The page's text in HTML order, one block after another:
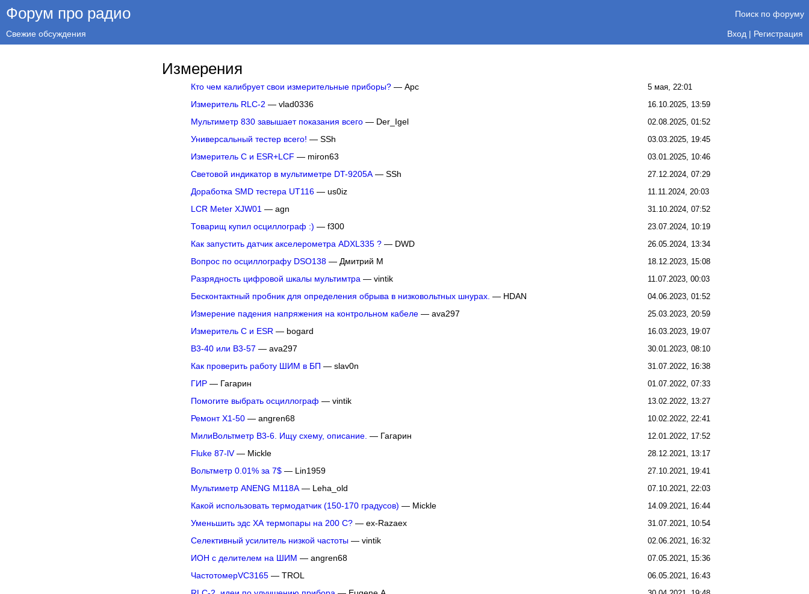
Форум про радио Поиск по форуму
Свежие обсуждения Вход | Регистрация
Измерения
Кто чем калибрует свои измерительные приборы?— Арс
5 мая, 22:01
Измеритель RLC-2 — vlad0336
16.10.2025, 13:59
Мультиметр 830 завышает показания всего— Der_Igel
02.08.2025, 01:52
Универсальный тестер всего! — SSh
03.03.2025, 19:45
Измеритель C и ESR+LCF — miron63
03.01.2025, 10:46
Световой индикатор в мультиметре DT-9205A— SSh
27.12.2024, 07:29
Доработка SMD тестера UT116— us0iz
11.11.2024, 20:03
LCR Meter XJW01 — agn
31.10.2024, 07:52
Товарищ купил осциллограф :) — f300
23.07.2024, 10:19
Как запустить датчик акселерометра ADXL335 ?— DWD
26.05.2024, 13:34
Вопрос по осциллографу DSO138— Дмитрий М
18.12.2023, 15:08
Разрядность цифровой шкалы мультимтра — vintik
11.07.2023, 00:03
Бесконтактный пробник для определения обрыва в низковольтных шнурах. — HDAN
04.06.2023, 01:52
Измерение падения напряжения на контрольном кабеле— ava297
25.03.2023, 20:59
Измеритель C и ESR — bogard
16.03.2023, 19:07
В3-40 или В3-57 — ava297
30.01.2023, 08:10
Как проверить работу ШИМ в БП — slav0n
31.07.2022, 16:38
ГИР— Гагарин
01.07.2022, 07:33
Помогите выбрать осциллограф — vintik
13.02.2022, 13:27
Ремонт Х1-50— angren68
10.02.2022, 22:41
МилиВольтметр В3-6. Ищу схему, описание. — Гагарин
12.01.2022, 17:52
Fluke 87-lV— Mickle
28.12.2021, 13:17
Вольтметр 0.01% за 7$— Lin1959
27.10.2021, 19:41
Мультиметр ANENG M118A— Leha_old
07.10.2021, 22:03
Какой использовать термодатчик (150-170 градусов) — Mickle
14.09.2021, 16:44
Уменьшить эдс ХА термопары на 200 С?— ex-Razaex
31.07.2021, 10:54
Селективный усилитель низкой частоты— vintik
02.06.2021, 16:32
ИОН с делителем на ШИМ — angren68
07.05.2021, 15:36
ЧастотомерVC3165— TROL
06.05.2021, 16:43